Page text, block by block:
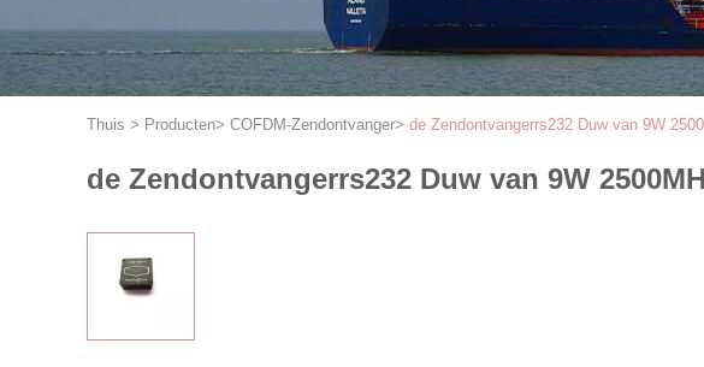
Thuis > Producten> COFDM-Zendontvanger> de Zendontvangerrs232 Duw van 9W
de Zendontvangerrs232 Duw van 9W